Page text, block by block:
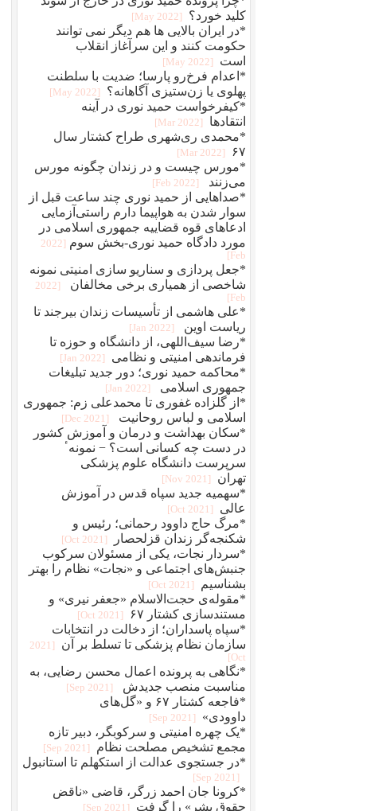
کلید خورد؟
[2022 May]
*در ایران بالایی ها هم دیگر نمی توانند
حکومت کنند و این سرآغاز انقلاب
است
[2022 May]
*اعدام فرخ‌رو پارسا؛ ضديت با سلطنت
پهلوی يا زن‌ستيزی آگاهانه؟
[2022 May]
*کیفرخواست حمید نوری در آینه
انتقادها
[2022 Mar]
*محمدی‌ ری‌شهری طراح کشتار سال
۶۷
[2022 Mar]
*مورس چیست و در زندان چگونه مورس
می‌زنند
[2022 Feb]
*صداهایی از حمید نوری چند ساعت قبل از
سوار شدن به هواپیما دارم راستی‌آزمایی
ادعاهای قوه قضاییه جمهوری اسلامی در
مورد دادگاه حمید نوری-بخش سوم
[2022
Feb]
*جعل پردازی و سناريو سازی امنيتی نمونه
شاخصی از همياری برخی مخالفان
[2022
Feb]
*علی هاشمی از تأسیسات زندان بیرجند تا
ریاست اوین
[2022 Jan]
*رضا سیف‌اللهی، از دانشگاه و حوزه تا
فرماندهی امنیتی و نظامی
[2022 Jan]
*محاکمه حميد نوری؛ دور جديد تبلیغات
جمهوری اسلامی
[2022 Jan]
*از گلزاده غفوری تا محمدعلی زم: جمهوری
اسلامی و لباس روحانیت
[2021 Dec]
*سکان بهداشت و درمان و آموزش کشور
در دست چه کسانی است؟ − نمونهٴ
سرپرست دانشگاه علوم پزشکی
تهران
[2021 Nov]
*سهمیه جدید سپاه قدس در آموزش
عالی
[2021 Oct]
*مرگ حاج داوود رحمانی؛ رئیس و
شکنجه‌گر زندان قزلحصار
[2021 Oct]
*سردار نجات، یکی از مسئولان سرکوب
جنبش‌های اجتماعی و «نجات» نظام را بهتر
بشناسیم
[2021 Oct]
*مقوله‌ی حجت‌الاسلام «جعفر نیری» و
مستند‌سازی کشتار ۶۷
[2021 Oct]
*سپاه پاسداران؛ از دخالت در انتخابات
سازمان نظام پزشکی تا تسلط بر آن
[2021
Oct]
*نگاهی به پرونده اعمال محسن رضایی، به
مناسبت منصب جدیدش
[2021 Sep]
*فاجعه کشتار ۶۷ و «گل‌های
داوودی»
[2021 Sep]
*یک چهره‌‌ امنیتی و سرکوبگر، دبیر تازه
مجمع تشخیص مصلحت نظام
[2021 Sep]
*در جستجوی عدالت از استکهلم تا استانبول
[2021 Sep]
*کرونا جان احمد زرگر، قاضی «ناقض
حقوق بشر» را گرفت
[2021 Sep]